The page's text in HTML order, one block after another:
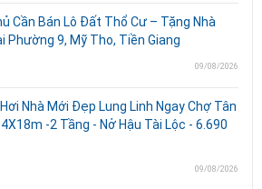
Cần Bán Lô Đất Thổ Cư – Tặng Nhà
Phường 9, Mỹ Tho, Tiền Giang
09/08/2026
Nhà Mới Đẹp Lung Linh Ngay Chợ Tân
-2 Tầng - Nở Hậu Tài Lộc - 6.690
09/08/2026